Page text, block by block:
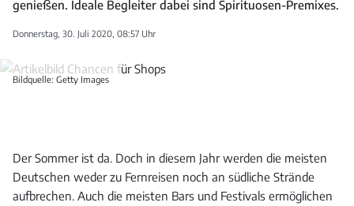
genießen. Ideale Begleiter dabei sind Spirituosen-Premixes.
Donnerstag, 30. Juli 2020, 08:57 Uhr
Bildquelle: Getty Images
Der Sommer ist da. Doch in diesem Jahr werden die meisten
Deutschen weder zu Fernreisen noch an südliche Strände
aufbrechen. Auch die meisten Bars und Festivals ermöglichen